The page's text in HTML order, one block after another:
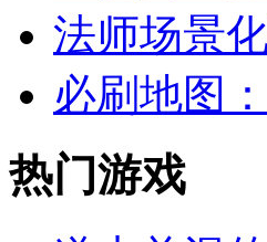
法师场景
必刷地图
热门游戏